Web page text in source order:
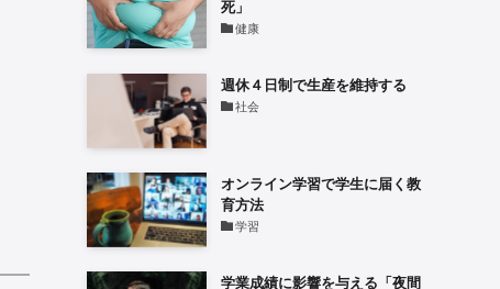
死」
健康
週休４日制で生産を維持する
社会
オンライン学習で学生に届く教
育方法
学習
学業成績に影響を与える「夜間